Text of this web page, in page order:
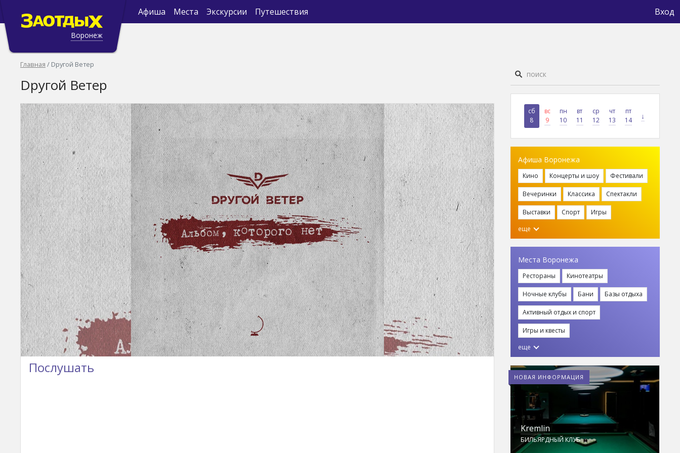
Воронеж
Афиша Места Экскурсии Путешествия Вход
Главная Dругой Ветер
Dругой Ветер
Послушать
сб
8
вс
9
пн
10
вт
11
ср
12
чт
13
пт
14
↓
Афиша Воронежа
Кино Концерты и шоу Фестивали
Вечеринки Классика Спектакли
Выставки Спорт
Игры
еще
Места Воронежа
Рестораны Кинотеатры
Ночные клубы Бани Базы отдыха
Активный отдых и спорт
Игры и квесты
еще
НОВАЯ ИНФОРМАЦИЯ
Воронежский теннисный клуб
ТЕННИСНЫЙ КЛУБ